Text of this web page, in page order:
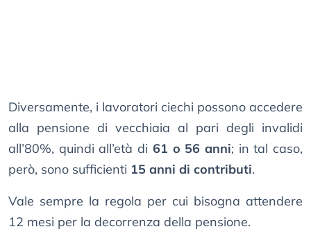
Diversamente, i lavoratori ciechi possono accedere
alla pensione di vecchiaia al pari degli invalidi
all’80%, quindi all’età di 61 o 56 anni; in tal caso,
però, sono sufficienti 15 anni di contributi.
Vale sempre la regola per cui bisogna attendere
12 mesi per la decorrenza della pensione.